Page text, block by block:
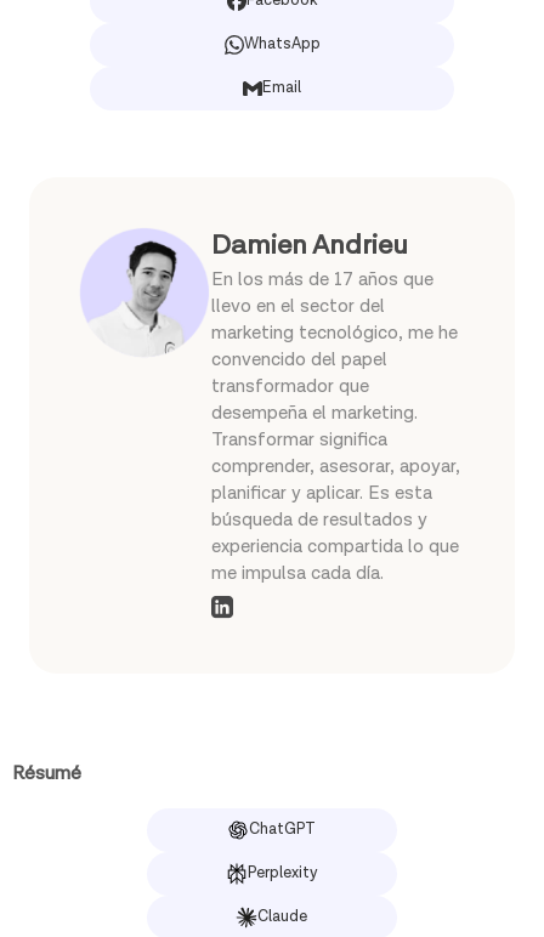
Résumé
ChatGPT
Perplexity
Claude
WhatsApp
Email
Damien Andrieu
En los más de 17 años que
llevo en el sector del
marketing tecnológico, me he
convencido del papel
transformador que
desempeña el marketing.
Transformar significa
comprender, asesorar, apoyar,
planificar y aplicar. Es esta
búsqueda de resultados y
experiencia compartida lo que
me impulsa cada día.